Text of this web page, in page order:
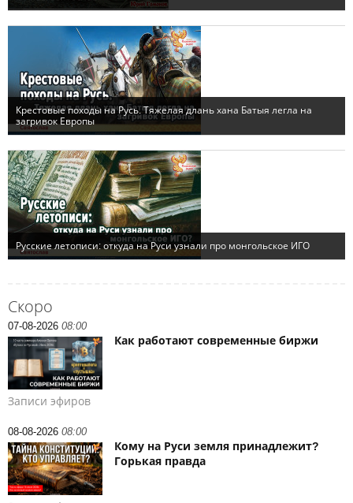
Скоро
07-08-2026 08:00
Как работают современные биржи
Записи эфиров
08-08-2026 08:00
Кому на Руси земля принадлежит?
Горькая правда